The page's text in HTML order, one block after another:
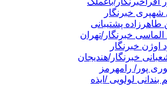
شهپری خبرنگار
پشتیبانی
الماسی خبرنگار/تهران
اوژن خبرنگار
خبرنگار/هندیجان
پور/ رامهرمز
بندانی لولویی /ایذه